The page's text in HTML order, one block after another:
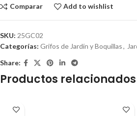
Comparar Add to wishlist
SKU: 25GC02
Categorías: Grifos de Jardín y Boquillas,
Share:
Productos relacionados